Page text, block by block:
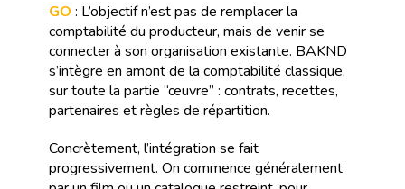
GO : L’objectif n’est pas de remplacer la
comptabilité du producteur, mais de venir se
connecter à son organisation existante. BAKND
s’intègre en amont de la comptabilité classique,
sur toute la partie “œuvre” : contrats, recettes,
partenaires et règles de répartition.
Concrètement, l’intégration se fait
progressivement. On commence généralement